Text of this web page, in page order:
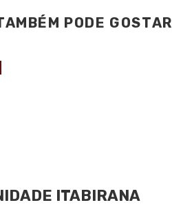
PODE GOSTAR
ITABIRANA